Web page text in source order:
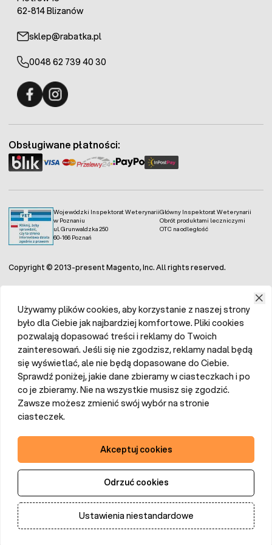
62-814 Blizanów
sklep@rabatka.pl
0048 62 739 40 30
Wojewódzki Inspektorat Weterynarii
w Poznaniu
ul. Grunwaldzka 250
60-166 Poznań
Główny Inspektorat Weterynarii
Obrót produktami leczniczymi
OTC na odległość
Obsługiwane płatności:
Copyright © 2013-present Magento, Inc. All rights reserved.
Używamy plików cookies, aby korzystanie z naszej strony
było dla Ciebie jak najbardziej komfortowe. Pliki cookies
pozwalają dopasować treści i reklamy do Twoich
zainteresowań. Jeśli się nie zgodzisz, reklamy nadal będą
się wyświetlać, ale nie będą dopasowane do Ciebie.
Sprawdź poniżej, jakie dane zbieramy w ciasteczkach i po
co je zbieramy. Nie na wszystkie musisz się zgodzić.
Zawsze możesz zmienić swój wybór na stronie
ciasteczek.
Akceptuj cookies
Odrzuć cookies
Ustawienia niestandardowe